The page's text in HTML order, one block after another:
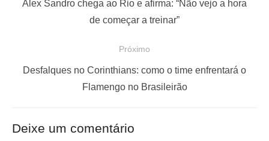
o
PAlex Sandro chega ao Rio e afirma: “Não vejo a hora
de começar a treinar”
Próximo
PDesfalques no Corinthians: como o time enfrentará o
Flamengo no Brasileirão
Deixe um comentário